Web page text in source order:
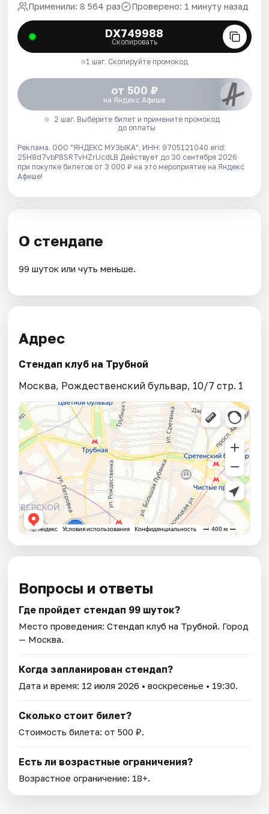
Применили: 8 564 раз Проверено: 1 минуту назад
DX749988
Скопировать
1 шаг. Скопируйте промокод
от 500 ₽
на Яндекс Афише
2 шаг. Выберите билет и примените промокод
до оплаты
Реклама. ООО "ЯНДЕКС МУЗЫКА", ИНН: 9705121040 erid:
25H8d7vbP8SRTvHZrUcdLB Действует до 30 сентября 2026
при покупке билетов от 3 000 ₽ на это мероприятие на Яндекс
Афише!
О стендапе
99 шуток или чуть меньше.
Адрес
Стендап клуб на Трубной
Москва, Рождественский бульвар, 10/7 стр. 1
Вопросы и ответы
Где пройдет стендап 99 шуток?
Место проведения:Стендап клуб на Трубной. Город
— Москва.
Когда запланирован стендап?
Дата и время: 12 июля 2026 • воскресенье • 19:30.
Сколько стоит билет?
Стоимость билета: от 500 ₽.
Есть ли возрастные ограничения?
Возрастное ограничение: 18+.